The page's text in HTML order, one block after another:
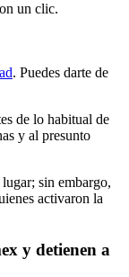
un clic.
. Puedes darte de
de lo habitual de
y al presunto
sin embargo,
activaron la
y detienen a